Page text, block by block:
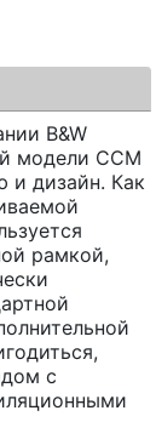
B&W
модели CCM
и дизайн. Как
рамкой,
с